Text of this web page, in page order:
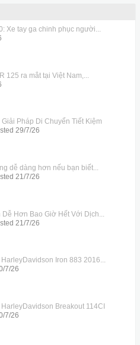
Xe tay ga chinh phục người...
125 ra mắt tại Việt Nam,...
Pháp Di Chuyển Tiết Kiệm
29/7/26
dễ dàng hơn nếu bạn biết...
21/7/26
Hơn Bao Giờ Hết Với Dịch...
21/7/26
Iron 883 2016...
7/26
Breakout 114CI
7/26